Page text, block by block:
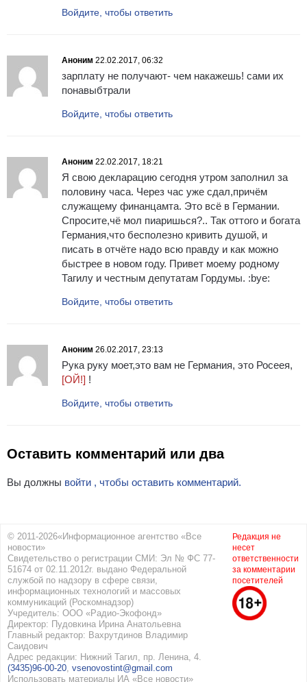
Войдите, чтобы ответить
Аноним 22.02.2017, 06:32
зарплату не получают- чем накажешь! сами их
понавыбтрали
Войдите, чтобы ответить
Аноним 22.02.2017, 18:21
Я свою декларацию сегодня утром заполнил за
половину часа. Через час уже сдал,причём
служащему финанцамта. Это всё в Германии.
Спросите,чё мол пиаришься?.. Так оттого и богата
Германия,что бесполезно кривить душой, и
писать в отчёте надо всю правду и как можно
быстрее в новом году. Привет моему родному
Тагилу и честным депутатам Гордумы. :bye:
Войдите, чтобы ответить
Аноним 26.02.2017, 23:13
Рука руку моет,это вам не Германия, это Росеея,
[ОЙ!] !
Войдите, чтобы ответить
Оставить комментарий или два
Вы должны войти , чтобы оставить комментарий.
© 2011-2026«Информационное агентство «Все
новости»
Свидетельство о регистрации СМИ: Эл № ФС 77-
51674 от 02.11.2012г. выдано Федеральной
службой по надзору в сфере связи,
информационных технологий и массовых
коммуникаций (Роскомнадзор)
Учредитель: ООО «Радио-Экофонд»
Директор: Пудовкина Ирина Анатольевна
Главный редактор: Вахрутдинов Владимир
Саидович
Адрес редакции: Нижний Тагил, пр. Ленина, 4.
(3435)96-00-20, vsenovostint@gmail.com
Использовать материалы ИА «Все новости»
Редакция не
несет
ответственности
за комментарии
посетителей